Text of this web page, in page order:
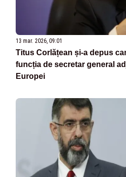
13 mar. 2026, 09:01
Titus Corlățean și-a depus
funcția de secretar general
Europei